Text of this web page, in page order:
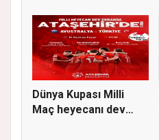
Dünya Kupası Milli
Maç heyecanı dev